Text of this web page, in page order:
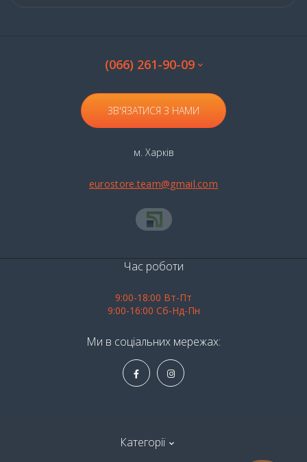
(066) 261-90-09
ЗВ'ЯЗАТИСЯ З НАМИ
м. Харків
eurostore.team@gmail.com
Категорії
Час роботи
9:00-18:00 Вт-Пт
9:00-16:00 Сб-Нд-Пн
Ми в соціальних мережах: